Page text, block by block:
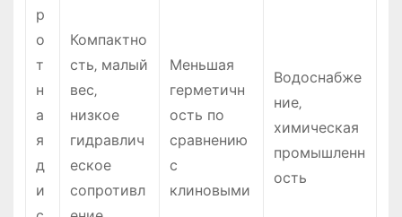
р
о
т
н
а
я
д
и
Компактно
сть‚ малый
вес‚
низкое
гидравлич
еское
сопротивл
Меньшая
герметичн
ость по
сравнению
с
клиновыми
Водоснабже
ние‚
химическая
промышленн
ость